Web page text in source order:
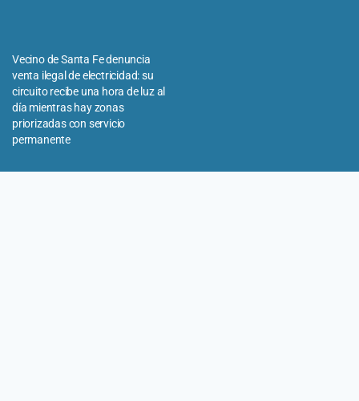
Vecino de Santa Fe denuncia
venta ilegal de electricidad: su
circuito recibe una hora de luz al
día mientras hay zonas
priorizadas con servicio
permanente